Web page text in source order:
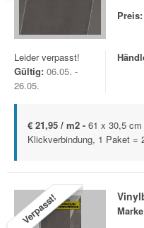
Preis:
Leider verpasst!
Gültig: 06.05. -
26.05.
€ 21,95 / m2 - 61 x 30,5
Klickverbindung, 1 Paket =
Verpasst!